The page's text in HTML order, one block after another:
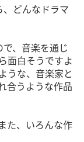
どんなドラマ
、音楽を通じ
面白そうですよ
うな、音楽家と
合うような作品
た、いろんな作